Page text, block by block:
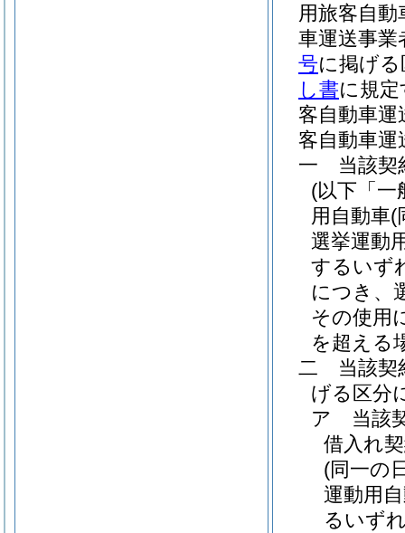
用旅客自
車運送事業
号に掲げ
し書に規
客自動車運
客自動車運
一
当該契
(以下「一
用自動車(
選挙運動
するいず
につき、
その使用
を超える
二
当該
げる区分
ア
当該
借入れ
(同一の
運動用
るいず